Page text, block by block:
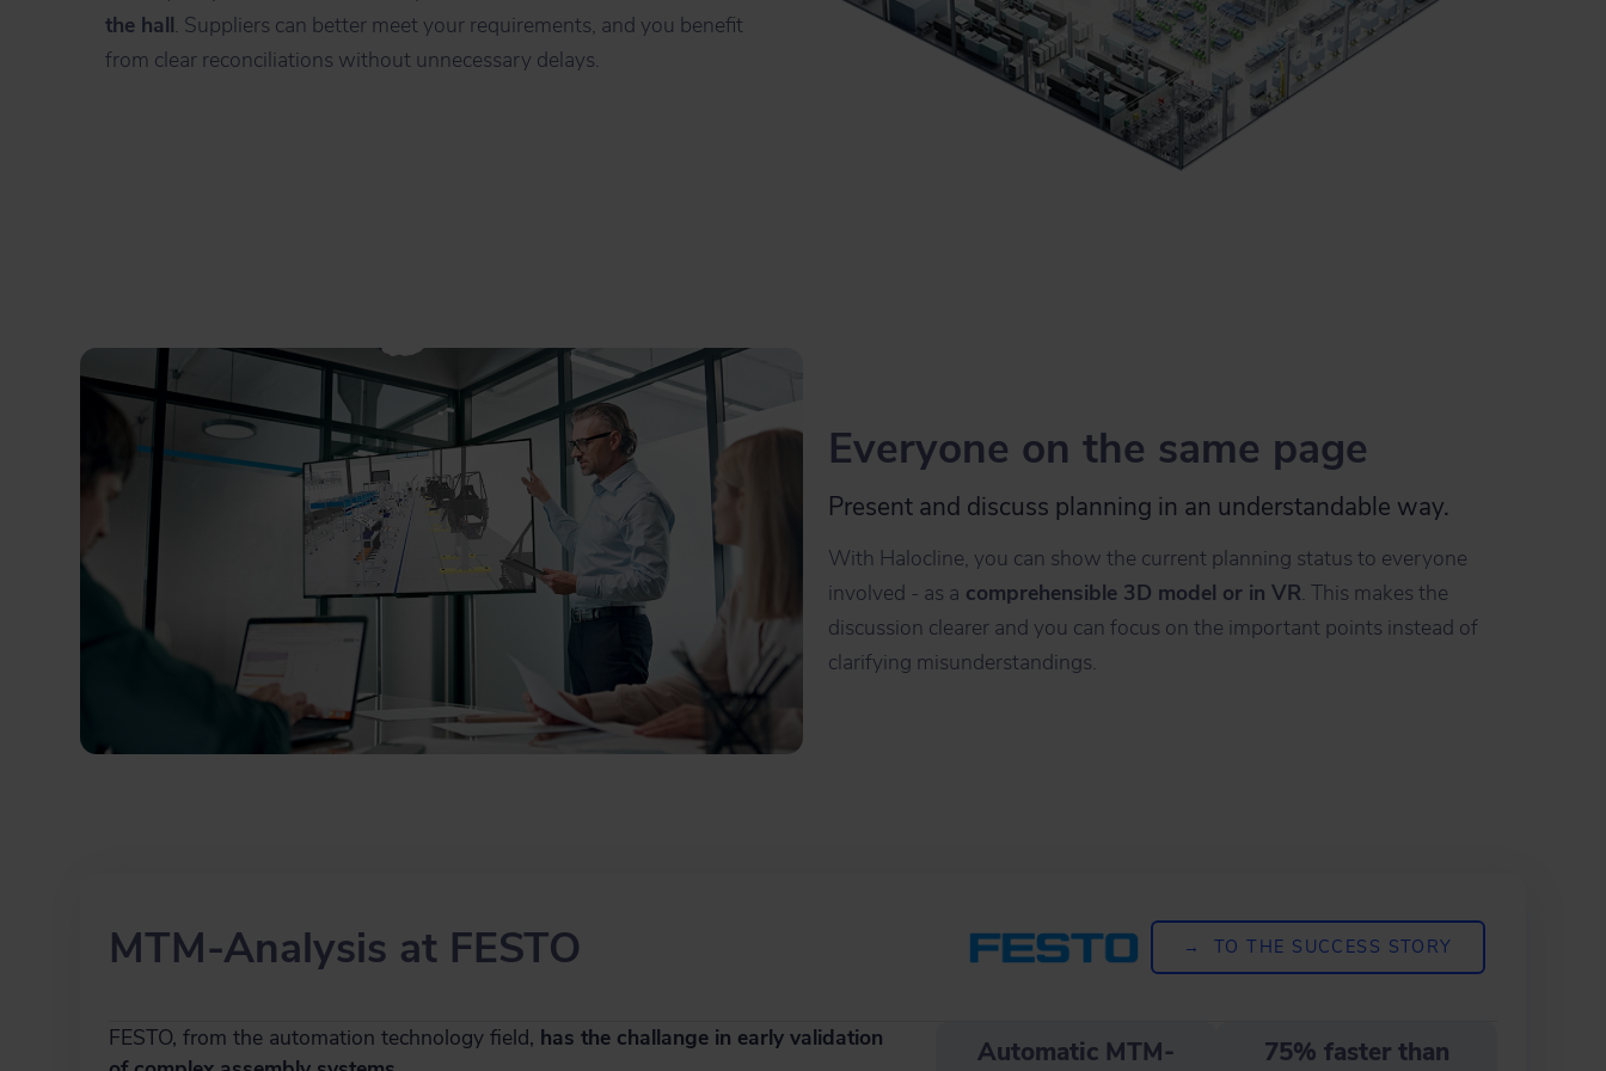
the hall. Suppliers can better meet your requirements, and you benefit
from clear reconciliations without unnecessary delays.
Everyone on the same page
Present and discuss planning in an understandable way.
With Halocline, you can show the current planning status to everyone
involved - as a comprehensible 3D model or in VR. This makes the
discussion clearer and you can focus on the important points instead of
clarifying misunderstandings.
MTM-Analysis at FESTO → TO THE SUCCESS STORY
FESTO, from the automation technology field, has the challange in early validation
Automatic MTM- 75% faster than